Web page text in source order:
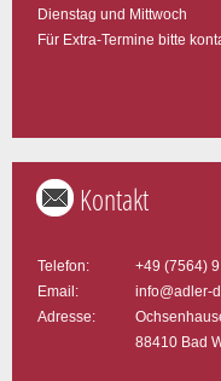
Dienstag und Mittwoch
Für Extra-Termine bitte
Kontakt
Telefon:
Email:
Adresse:
+49 (7564)
info@adler-
88410 Bad